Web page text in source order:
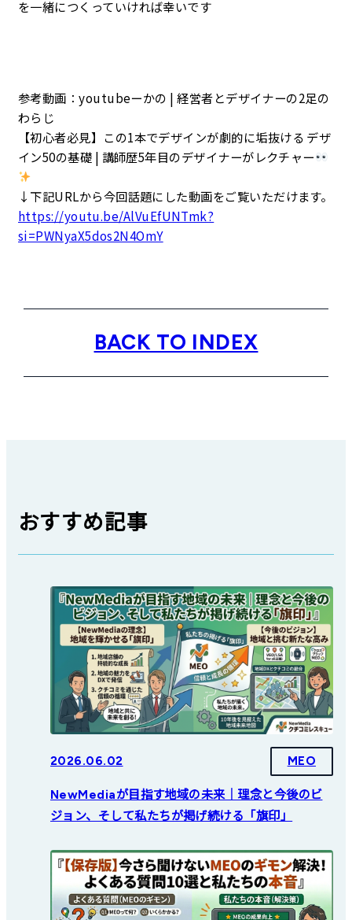
を一緒につくっていければ幸いです
参考動画：youtubeーかの | 経営者とデザイナーの2足の
わらじ
【初心者必見】この1本でデザインが劇的に垢抜ける デザ
イン50の基礎 | 講師歴5年目のデザイナーがレクチャー
↓下記URLから今回話題にした動画をご覧いただけます。
https://youtu.be/AlVuEfUNTmk?
si=PWNyaX5dos2N4OmY
BACK TO INDEX
おすすめ記事
2026.06.02 MEO
NewMediaが目指す地域の未来｜理念と今後のビ
ジョン、そして私たちが掲げ続ける「旗印」